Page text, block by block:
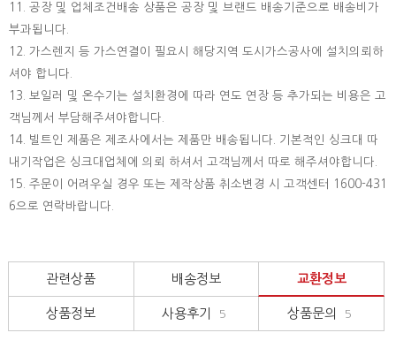
11. 공장 및 업체조건배송 상품은 공장 및 브랜드 배송기준으로 배송비가
부과됩니다.
12. 가스렌지 등 가스연결이 필요시 해당지역 도시가스공사에 설치의뢰하
셔야 합니다.
13. 보일러 및 온수기는 설치환경에 따라 연도 연장 등 추가되는 비용은 고
객님께서 부담해주셔야합니다.
14. 빌트인 제품은 제조사에서는 제품만 배송됩니다. 기본적인 싱크대 따
내기작업은 싱크대업체에 의뢰 하셔서 고객님께서 따로 해주셔야합니다.
15. 주문이 어려우실 경우 또는 제작상품 취소변경 시 고객센터 1600-431
6으로 연락바랍니다.
관련상품 배송정보 교환정보
상품정보 사용후기 5 상품문의 5